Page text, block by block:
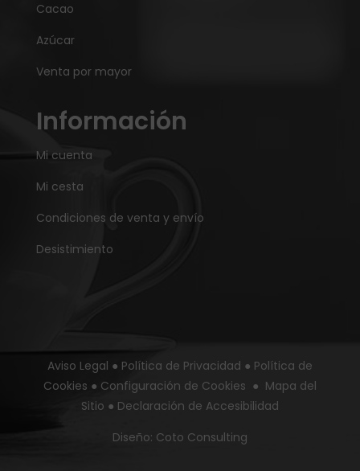
Cacao
Azúcar
Venta por mayor
Información
Mi cuenta
Mi cesta
Condiciones de venta y envío
Desistimiento
Aviso Legal ● Política de Privacidad ● Política de
Cookies ● Configuración de Cookies ● Mapa del
Sitio ● Declaración de Accesibilidad
Diseño: Coto Consulting